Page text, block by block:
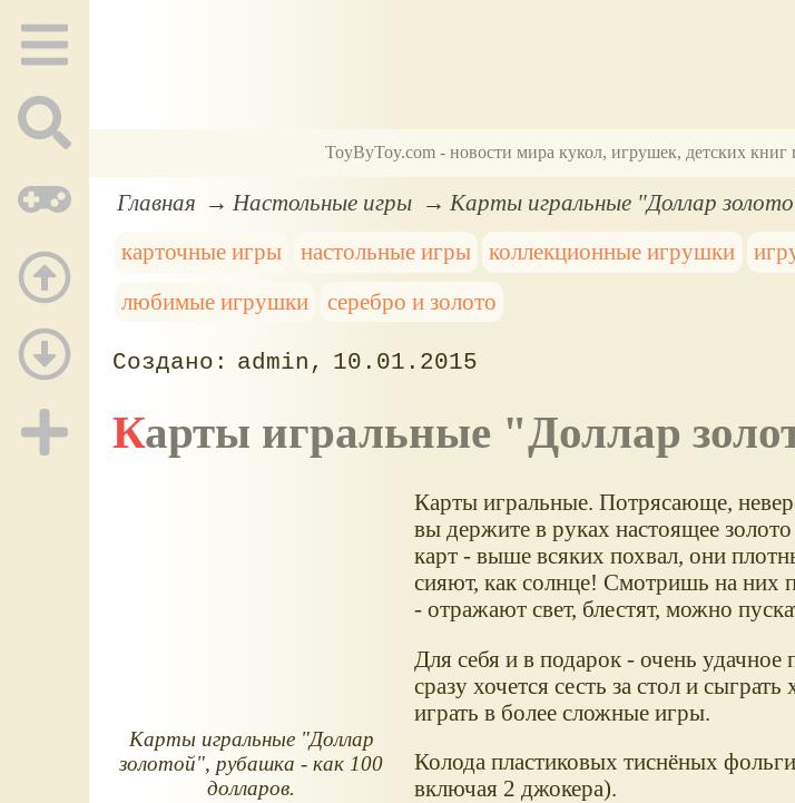
ToyByToy.com - новости мира кукол, игрушек, детских
Главная Настольные игры
Карты игральные "Доллар
карточные игры
настольные игры коллекционные игрушки
любимые игрушки
серебро и золото
admin 10.01.2015
Карты игральные "Доллар
Карты игральные "Доллар
золотой", рубашка - как 100
долларов.
Карты игральные. Потрясающе,
вы держите в руках настоящее
карт - выше всяких похвал, они
сияют, как солнце! Смотришь на них
- отражают свет, блестят, можно
Для себя и в подарок - очень
сразу хочется сесть за стол и
играть в более сложные игры.
Колода пластиковых тиснёных
включая 2 джокера).